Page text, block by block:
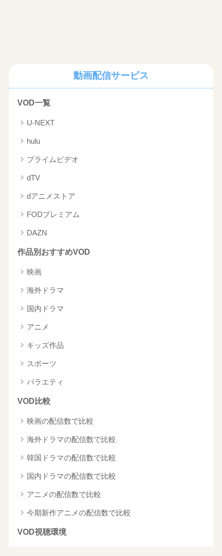
動画配信サービス
VOD一覧
U-NEXT
hulu
プライムビデオ
dTV
dアニメストア
FODプレミアム
DAZN
作品別おすすめVOD
映画
海外ドラマ
国内ドラマ
アニメ
キッズ作品
スポーツ
バラエティ
VOD比較
映画の配信数で比較
海外ドラマの配信数で比較
韓国ドラマの配信数で比較
国内ドラマの配信数で比較
アニメの配信数で比較
今期新作アニメの配信数で比較
VOD視聴環境